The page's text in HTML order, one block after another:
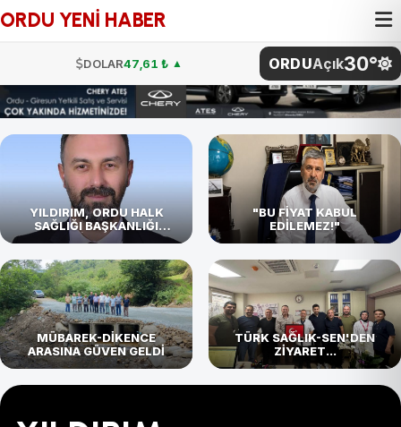
ORDU YENİ HABER
DOLAR47,61 ₺ ▲
EURO54,87 ₺ ▼
STERLİN64,12 ₺ ▼
G.ALTIN4.811,27 ₺
BTC4.786.096,00 ₺
BİST101.729,00
DOLAR47,61 ₺ ▲
ORDUAçık30°
YILDIRIM, ORDU HALK
SAĞLIĞI BAŞKANLIĞI
GÖREVİNE BAŞLADI
"BU FİYAT KABUL
EDİLEMEZ!"
MÜBAREK-DİKENCE
ARASINA GÜVEN GELDİ
TÜRK SAĞLIK-SEN'DEN
ZİYARET...